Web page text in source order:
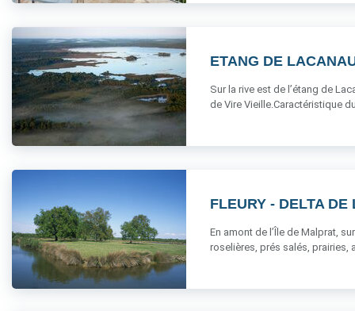
ETANG DE
Sur la rive est de l’étang de
de Vire Vieille.Caractéristique
FLEURY - DELTA DE
En amont de l’Île de Malprat,
roselières, prés salés, prairies,